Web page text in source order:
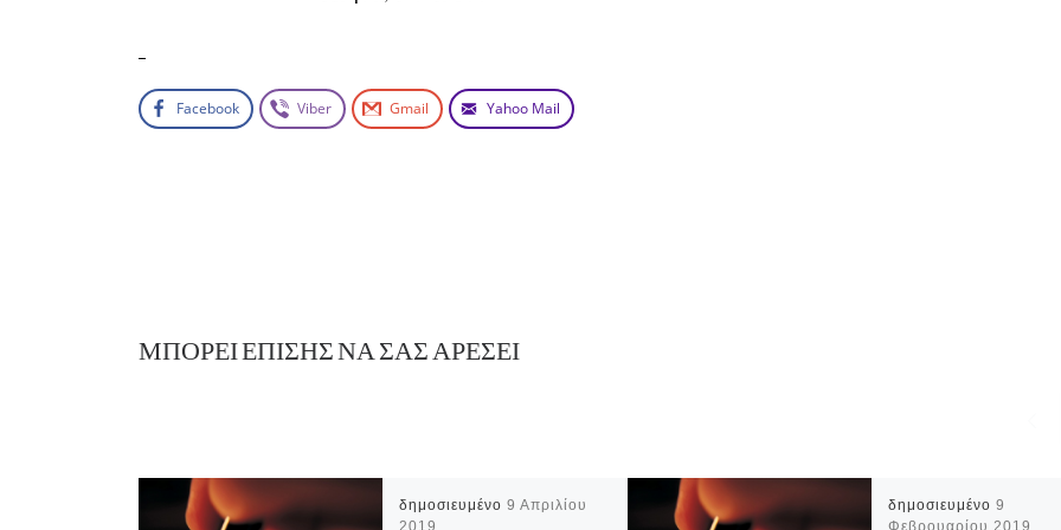
Facebook Viber Gmail Yahoo Mail
ΜΠΟΡΕΊ ΕΠΊΣΗΣ ΝΑ ΣΑΣ ΑΡΈΣΕΙ
δημοσιευμένο9 Απριλίου
2019
δημοσιευμένο 9
Φεβρουαρίου 2019